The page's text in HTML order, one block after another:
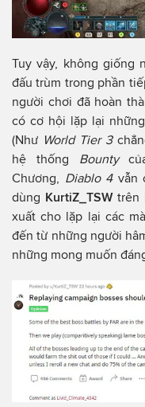
Tuy vậy, không giống
đấu trùm trong phần
người chơi đã hoàn
có cơ hội lặp lại
(Như World Tier 3
hệ thống Bounty
Chương, Diablo 4 vẫn
dùng KurtiZ_TSW trên
xuất cho lặp lại các
đến từ những người
những mong muốn